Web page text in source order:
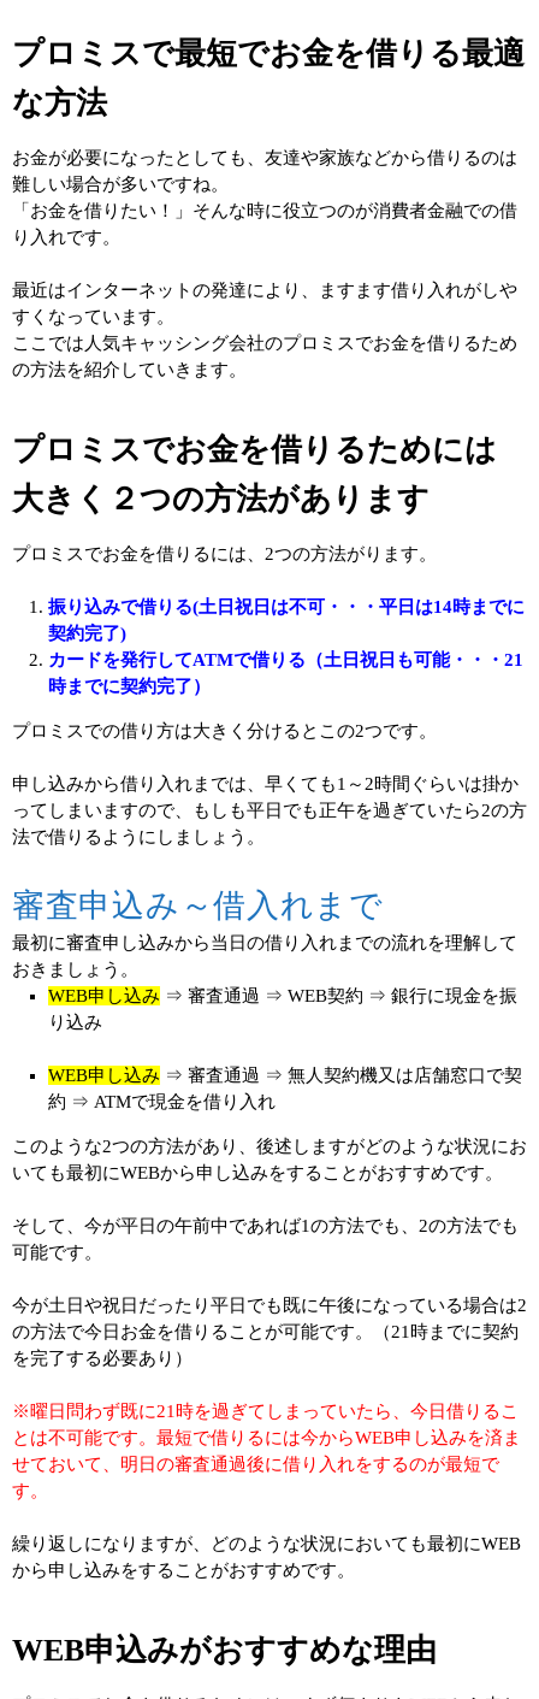
プロミスで最短でお金を借りる最適
な方法
お金が必要になったとしても、友達や家族などから借りるのは
難しい場合が多いですね。
「お金を借りたい！」そんな時に役立つのが消費者金融での借
り入れです。
最近はインターネットの発達により、ますます借り入れがしや
すくなっています。
ここでは人気キャッシング会社のプロミスでお金を借りるため
の方法を紹介していきます。
プロミスでお金を借りるためには
大きく２つの方法があります
プロミスでお金を借りるには、2つの方法がります。
振り込みで借りる(土日祝日は不可・・・平日は14時までに
契約完了)
カードを発行してATMで借りる（土日祝日も可能・・・21
時までに契約完了）
プロミスでの借り方は大きく分けるとこの2つです。
申し込みから借り入れまでは、早くても1～2時間ぐらいは掛か
ってしまいますので、もしも平日でも正午を過ぎていたら2の方
法で借りるようにしましょう。
審査申込み～借入れまで
最初に審査申し込みから当日の借り入れまでの流れを理解して
おきましょう。
WEB申し込み ⇒ 審査通過 ⇒ WEB契約 ⇒ 銀行に現金を振
り込み
WEB申し込み ⇒ 審査通過 ⇒ 無人契約機又は店舗窓口で契
約 ⇒ ATMで現金を借り入れ
このような2つの方法があり、後述しますがどのような状況にお
いても最初にWEBから申し込みをすることがおすすめです。
そして、今が平日の午前中であれば1の方法でも、2の方法でも
可能です。
今が土日や祝日だったり平日でも既に午後になっている場合は2
の方法で今日お金を借りることが可能です。（21時までに契約
を完了する必要あり）
※曜日問わず既に21時を過ぎてしまっていたら、今日借りるこ
とは不可能です。最短で借りるには今からWEB申し込みを済ま
せておいて、明日の審査通過後に借り入れをするのが最短で
す。
繰り返しになりますが、どのような状況においても最初にWEB
から申し込みをすることがおすすめです。
WEB申込みがおすすめな理由